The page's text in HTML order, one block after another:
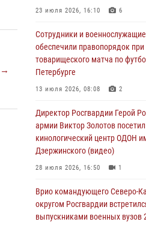
→
В Удмуртии при силовой
Росгвардии задержаны
мошенничестве под видом
оздоровительных услуг (видео)
В Москве дети сотрудников и
военнослужащих Росгвардии
мастер-класс по
05 августа 2026, 13:00
Офицеры Росгвардии и
правопорядка почтили память
армии Ивана Кирилловича
23 июля 2026, 16:10 6
Сотрудники и
обеспечили правопорядок
товарищеского матча по
Петербурге
13 июля 2026, 08:08 2
Директор Росгвардии Герой
армии Виктор Золотов посетил
кинологический центр ОДОН
Дзержинского (видео)
28 июля 2026, 16:50 1
Врио командующего Северо-
округом Росгвардии
выпускниками военных вузов